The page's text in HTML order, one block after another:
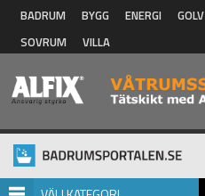
Hoppa till huvudinnehåll
BADRUM BYGG ENERGI GOLV
SOVRUM
VILLA